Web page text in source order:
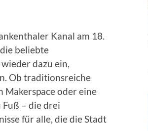
Kanal am 18.
beliebte
dazu ein,
Ob traditionsreiche
Makerspace oder eine
– die drei
für alle, die die Stadt